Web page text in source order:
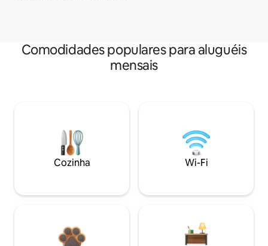
Comodidades populares para aluguéis
mensais
Cozinha Wi-Fi